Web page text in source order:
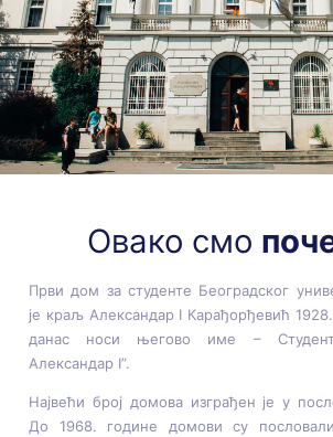
Овако смо
Први дом за студенте Београдског
је краљ Александар I Карађорђевић
данас носи његово име –
Александар I”.
Највећи број домова изграђен је у
До 1968. године домови су